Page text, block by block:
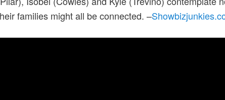
families might all be connected. –